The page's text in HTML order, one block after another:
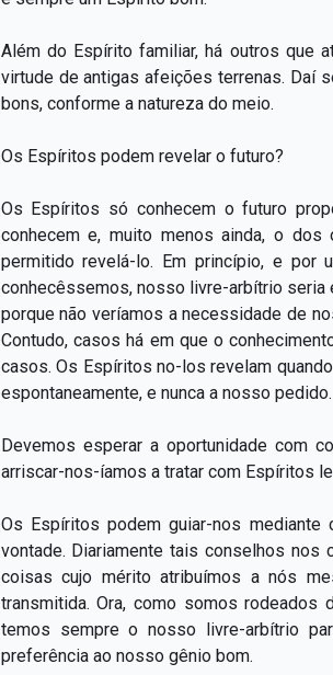
Além do Espírito familiar, há outros que
virtude de antigas afeições terrenas. Daí
bons, conforme a natureza do meio.
Os Espíritos podem revelar o futuro?
Os Espíritos só conhecem o futuro
conhecem e, muito menos ainda, o
permitido revelá-lo. Em princípio, e
conhecêssemos, nosso livre-arbítrio seria
porque não veríamos a necessidade de
Contudo, casos há em que o
casos. Os Espíritos no-los revelam
espontaneamente, e nunca a nosso pedido.
Devemos esperar a oportunidade com
arriscar-nos-íamos a tratar com Espíritos
Os Espíritos podem guiar-nos
vontade. Diariamente tais conselhos nos
coisas cujo mérito atribuímos a nós
transmitida. Ora, como somos
temos sempre o nosso livre-arbítrio
preferência ao nosso gênio bom.